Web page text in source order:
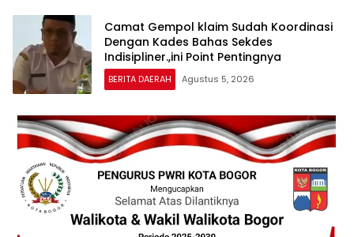
Camat Gempol klaim Sudah Koordinasi
Dengan Kades Bahas Sekdes
Indisipliner.,ini Point Pentingnya
BERITA DAERAH Agustus 5, 2026